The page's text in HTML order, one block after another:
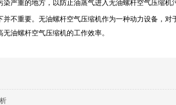
严重的地方，以防止油蒸气进入无油螺杆空气压缩机
不重要。无油螺杆空气压缩机作为一种动力设备，
油螺杆空气压缩机的工作效率。